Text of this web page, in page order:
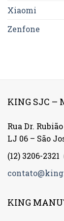
Xiaomi
Zenfone
KING SJC –
Rua Dr.
LJ 06 – São
(12) 3206-2321
KING